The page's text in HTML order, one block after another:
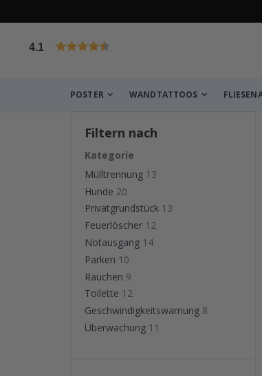
4.1
POSTER WANDTATTOOS
Filtern nach
Kategorie
Mülltrennung 13
Hunde 20
Privatgrundstück 13
Feuerlöscher 12
Notausgang 14
Parken 10
Rauchen 9
Toilette 12
Geschwindigkeitswarnung 8
Überwachung 11